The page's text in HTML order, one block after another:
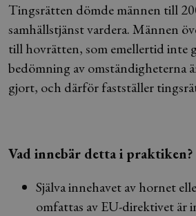
Tingsrätten dömde männen till
samhällstjänst vardera. Männen
till hovrätten, som emellertid inte
bedömning av omständigheterna
gjort, och därför fastställer
Vad innebär detta i praktiken?
Själva innehavet av hornet
omfattas av EU-direktivet är